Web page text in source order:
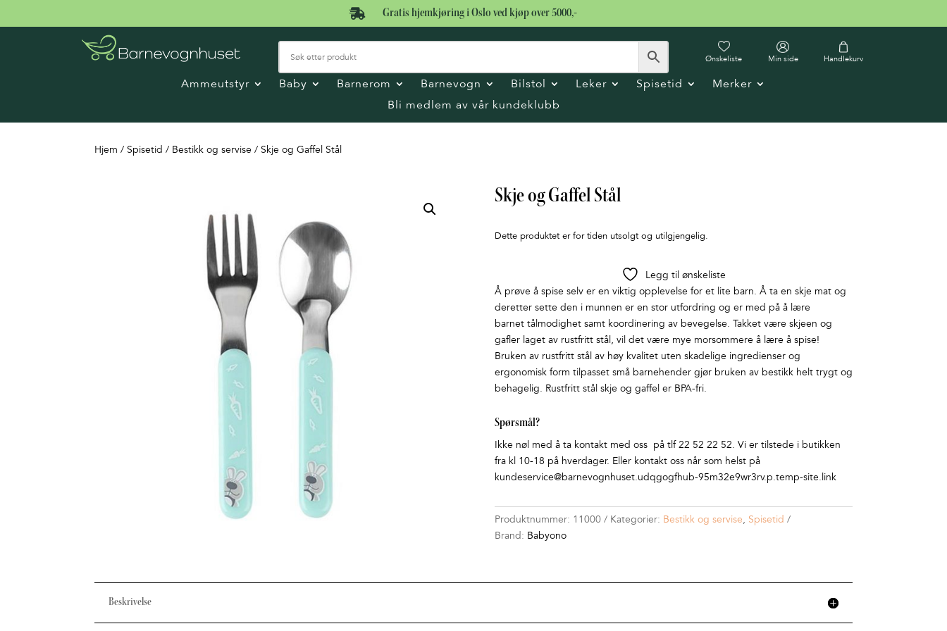
 Gratis hjemkjøring i Oslo ved kjøp over 5000,-
Ønskeliste Min side Handlekurv
Ammeutstyr Baby Barnerom Barnevogn Bilstol Leker Spisetid
Merker
Bli medlem av vår kundeklubb
Hjem / Spisetid / Bestikk og servise / Skje og Gaffel Stål
Skje og Gaffel Stål
Dette produktet er for tiden utsolgt og utilgjengelig.
Legg til ønskeliste
Å prøve å spise selv er en viktig opplevelse for et lite barn. Å ta en skje mat og
deretter sette den i munnen er en stor utfordring og er med på å lære
barnet tålmodighet samt koordinering av bevegelse. Takket være skjeen og
gafler laget av rustfritt stål, vil det være mye morsommere å lære å spise!
Bruken av rustfritt stål av høy kvalitet uten skadelige ingredienser og
ergonomisk form tilpasset små barnehender gjør bruken av bestikk helt trygt og
behagelig. Rustfritt stål skje og gaffel er BPA-fri.
Spørsmål?
Ikke nøl med å ta kontakt med oss på tlf 22 52 22 52. Vi er tilstede i butikken
fra kl 10-18 på hverdager. Eller kontakt oss når som helst på
kundeservice@barnevognhuset.udqgogfhub-95m32e9wr3rv.p.temp-site.link
Produktnummer: 11000 Kategorier: Bestikk og servise, Spisetid
Brand: Babyono
Beskrivelse